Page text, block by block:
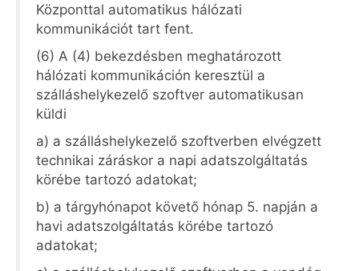
Központtal automatikus hálózati
kommunikációt tart fent.
(6) A (4) bekezdésben meghatározott
hálózati kommunikáción keresztül a
szálláshelykezelő szoftver automatikusan
küldi
a) a szálláshelykezelő szoftverben elvégzett
technikai záráskor a napi adatszolgáltatás
körébe tartozó adatokat;
b) a tárgyhónapot követő hónap 5. napján a
havi adatszolgáltatás körébe tartozó
adatokat;